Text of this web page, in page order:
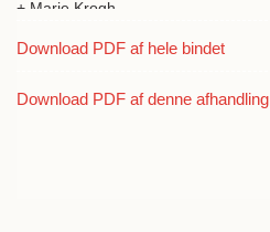
+ Marie Krogh
+ Torvald Køhl
+ Alb. Tiberghien
Download PDF af hele bindet
Download PDF af denne afhandling